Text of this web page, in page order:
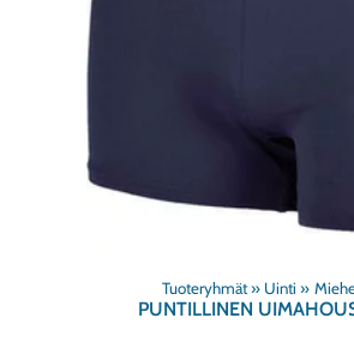
Tuoteryhmät‪» Uinti ‪»
PUNTILLINEN